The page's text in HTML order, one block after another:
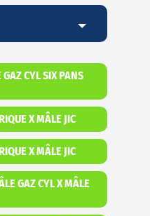
CYL SIX PANS
X MÂLE JIC
X MÂLE JIC
GAZ CYL X MÂLE